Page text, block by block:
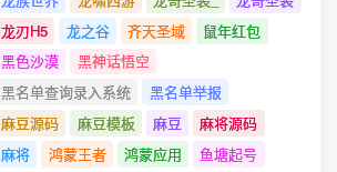
龙刃H5
龙之谷 齐天圣域
鼠年红包
黑色沙漠
黑神话悟空
黑名单查询录入系统
黑名单举报
麻豆源码
麻豆模板 麻豆
麻将源码
麻将
鸿蒙王者 鸿蒙应用
鱼塘起号